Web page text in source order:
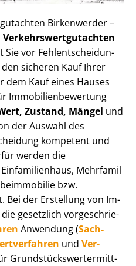
Birkenwerder –
Ver­kehrs­wert­gut­ach­ten
Sie vor Fehl­ent­schei­dun­
sicheren Kauf Ihrer
dem Kauf eines Hauses
Im­mo­bi­li­en­be­wer­tung
Zustand, Mängel und
der Auswahl des
kompetent und
werden die
Mehr­fa­mi­l
bzw.
Bei der Erstellung von Im­
gesetzlich vor­ge­schrie­
Anwendung (Sach­
und Ver­
Grund­stücks­wert­ermitt­